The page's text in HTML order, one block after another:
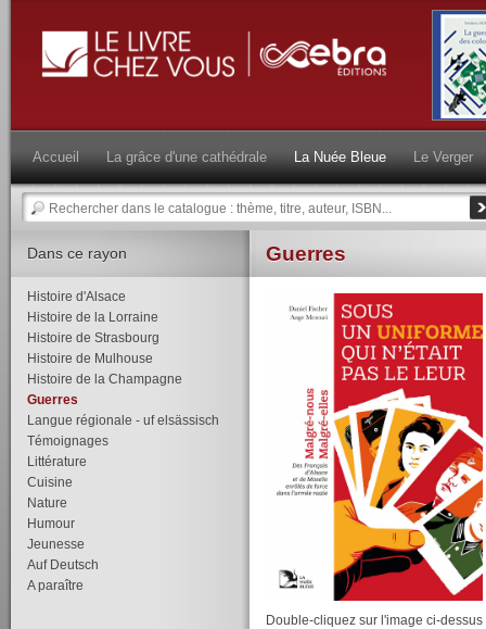
Accueil La grâce d'une cathédrale La Nuée Bleue Le Verger
Guerres
Double-cliquez sur l'image ci-dessus
Dans ce rayon
Histoire d'Alsace
Histoire de la Lorraine
Histoire de Strasbourg
Histoire de Mulhouse
Histoire de la Champagne
Guerres
Langue régionale - uf elsässisch
Témoignages
Littérature
Cuisine
Nature
Humour
Jeunesse
Auf Deutsch
A paraître